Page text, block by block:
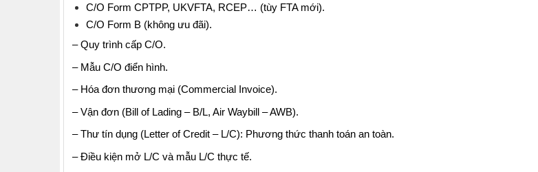
C/O Form CPTPP, UKVFTA, RCEP… (tùy FTA mới).
C/O Form B (không ưu đãi).
– Quy trình cấp C/O.
– Mẫu C/O điển hình.
– Hóa đơn thương mại (Commercial Invoice).
– Vận đơn (Bill of Lading – B/L, Air Waybill – AWB).
– Thư tín dụng (Letter of Credit – L/C): Phương thức thanh toán an toàn.
– Điều kiện mở L/C và mẫu L/C thực tế.